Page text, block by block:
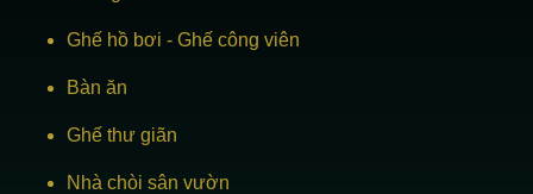
Ghế hồ bơi - Ghế công viên
Bàn ăn
Ghế thư giãn
Nhà chòi sân vườn